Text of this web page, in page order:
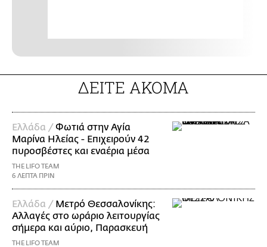
ΔΕΙΤΕ ΑΚΟΜΑ
Ελλάδα /Φωτιά στην Αγία
Μαρίνα Ηλείας - Επιχειρούν 42
πυροσβέστες και εναέρια μέσα
THE LIFO TEAM
6 ΛΕΠΤΑ ΠΡΙΝ
Ελλάδα / Μετρό Θεσσαλονίκης:
Αλλαγές στο ωράριο λειτουργίας
σήμερα και αύριο, Παρασκευή
THE LIFO TEAM